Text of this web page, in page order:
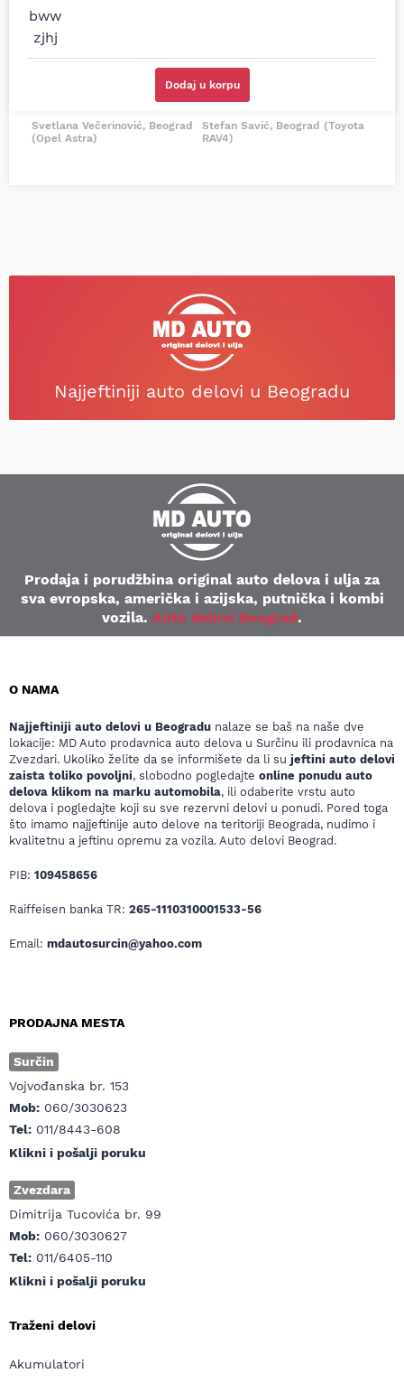
Dodaj u korpu
sam više puta auto
delove iz MD Auto. Uvek
dobra preporuka za
odgovarajuću opremu.
Svetlana Večerinović, Beograd
(Opel Astra)
preporučio
odgovarajućeg
proizvođača.
Stefan Savić, Beograd (Toyota
RAV4)
Najjeftiniji auto delovi u Beogradu
Prodaja i porudžbina original auto delova i ulja za
sva evropska, američka i azijska, putnička i kombi
vozila. Auto delovi Beograd.
O NAMA
Najjeftiniji auto delovi u Beogradu nalaze se baš na naše dve
lokacije: MD Auto prodavnica auto delova u Surčinu ili prodavnica na
Zvezdari. Ukoliko želite da se informišete da li su jeftini auto delovi
zaista toliko povoljni, slobodno pogledajte online ponudu auto
delova klikom na marku automobila, ili odaberite vrstu auto
delova i pogledajte koji su sve rezervni delovi u ponudi. Pored toga
što imamo najjeftinije auto delove na teritoriji Beograda, nudimo i
kvalitetnu a jeftinu opremu za vozila. Auto delovi Beograd.
PIB: 109458656
Raiffeisen banka TR: 265-1110310001533-56
Email: mdautosurcin@yahoo.com
PRODAJNA MESTA
Surčin
Vojvođanska br. 153
Mob: 060/3030623
Tel: 011/8443-608
Klikni i pošalji poruku
Zvezdara
Dimitrija Tucovića br. 99
Mob: 060/3030627
Tel: 011/6405-110
Klikni i pošalji poruku
Traženi delovi
Akumulatori